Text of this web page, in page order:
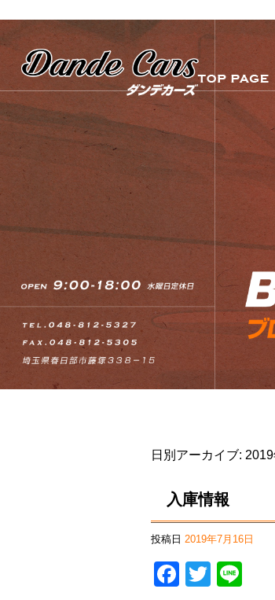
日別アーカイブ:
入庫情報
投稿日 2019年7月16日
Twitter